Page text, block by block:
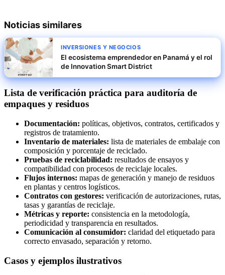
Noticias similares
INVERSIONES Y NEGOCIOS
El ecosistema emprendedor en Panamá y el rol
de Innovation Smart District
Lista de verificación práctica para auditoría de
empaques y residuos
Documentación: políticas, objetivos, contratos, certificados y
registros de tratamiento.
Inventario de materiales: lista de materiales de embalaje con
composición y porcentaje de reciclado.
Pruebas de reciclabilidad: resultados de ensayos y
compatibilidad con procesos de reciclaje locales.
Flujos internos: mapas de generación y manejo de residuos
en plantas y centros logísticos.
Contratos con gestores: verificación de autorizaciones, rutas,
tasas y garantías de reciclaje.
Métricas y reporte: consistencia en la metodología,
periodicidad y transparencia en resultados.
Comunicación al consumidor: claridad del etiquetado para
correcto envasado, separación y retorno.
Casos y ejemplos ilustrativos